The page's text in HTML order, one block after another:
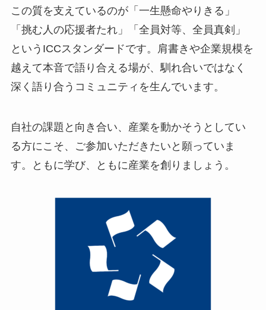
この質を支えているのが「一生懸命やりきる」
「挑む人の応援者たれ」「全員対等、全員真剣」
というICCスタンダードです。肩書きや企業規模を
越えて本音で語り合える場が、馴れ合いではなく
深く語り合うコミュニティを生んでいます。
自社の課題と向き合い、産業を動かそうとしてい
る方にこそ、ご参加いただきたいと願っていま
す。ともに学び、ともに産業を創りましょう。